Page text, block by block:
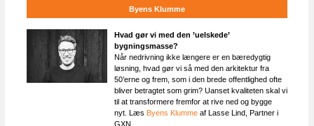
Byens Klumme
Hvad gør vi med den ’uelskede’
bygningsmasse?
Når nedrivning ikke længere er en bæredygtig
løsning, hvad gør vi så med den arkitektur fra
50’erne og frem, som i den brede offentlighed ofte
bliver betragtet som grim? Uanset kvaliteten skal vi
til at transformere fremfor at rive ned og bygge
nyt. Læs Byens Klumme af Lasse Lind, Partner i
GXN.